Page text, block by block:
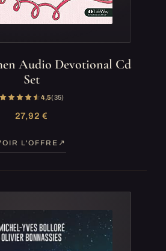
Audio Devotional Cd
Set
4,5(35)
27,92 €
L'OFFRE